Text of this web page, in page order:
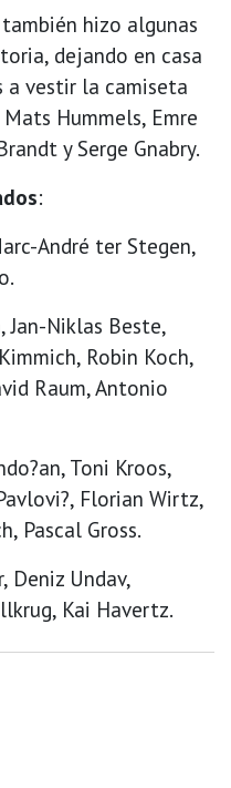
hizo algunas
dejando en casa
a vestir la camiseta
Hummels, Emre
y Serge Gnabry.
:
André ter Stegen,
Jan-Niklas Beste,
Robin Koch,
Raum, Antonio
Toni Kroos,
Florian Wirtz,
Pascal Gross.
Deniz Undav,
Kai Havertz.